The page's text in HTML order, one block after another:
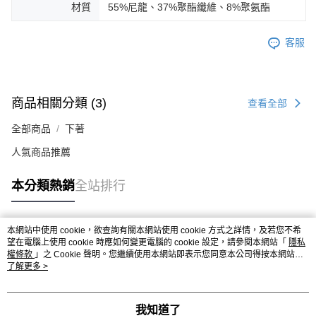
材質 55%尼龍、37%聚酯纖維、8%聚氨酯
客服
商品相關分類 (3) 查看全部
全部商品 下著
人氣商品推薦
本分類熱銷全站排行
熱門標籤
本網站中使用 cookie，欲查詢有關本網站使用 cookie 方式之詳情，及若您不希
望在電腦上使用 cookie 時應如何變更電腦的 cookie 設定，請參閱本網站「 隱私
權條款 」之 Cookie 聲明。您繼續使用本網站即表示您同意本公司得按本網站使
用條款之 Cookie 聲明使用 cookie。
了解更多 >
我知道了